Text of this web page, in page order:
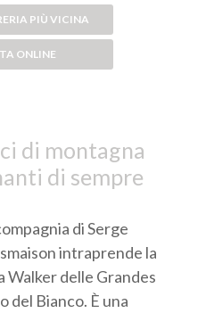
PIÙ VICINA
ONLINE
di montagna
di sempre
di Serge
intraprende la
Walker delle Grandes
del Bianco. È una